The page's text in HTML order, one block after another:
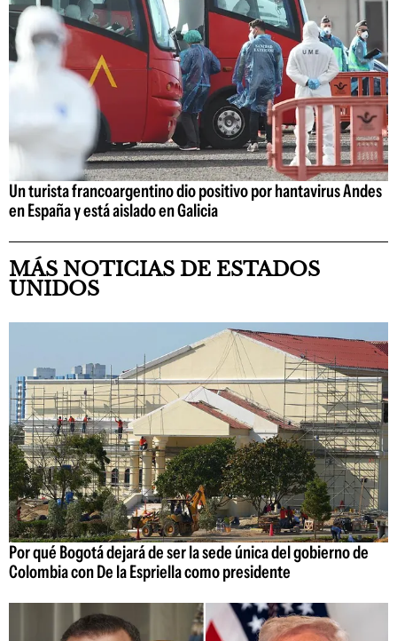
Un turista francoargentino dio positivo por hantavirus Andes
en España y está aislado en Galicia
MÁS NOTICIAS DE ESTADOS
UNIDOS
Por qué Bogotá dejará de ser la sede única del gobierno de
Colombia con De la Espriella como presidente